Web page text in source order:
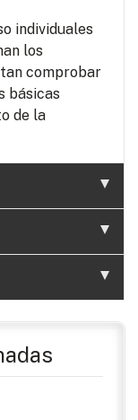
individuales
los
comprobar
básicas
de la